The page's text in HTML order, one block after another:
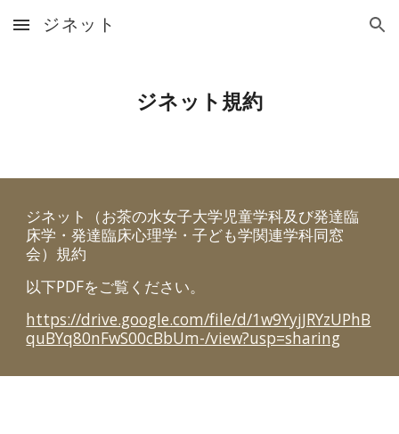
Skip to main content Skip to navigation
ジネット
ジネット規約
ジネット（お茶の水女子大学児童学科及び発達臨
床学・発達臨床心理学・子ども学関連学科同窓
会）規約
以下PDFをご覧ください。
https://drive.google.com/file/d/1w9YyjJRYzUPhB
quBYq80nFwS00cBbUm-/view?usp=sharing